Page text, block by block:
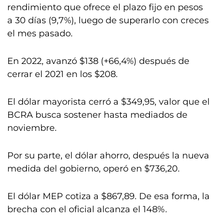
rendimiento que ofrece el plazo fijo en pesos
a 30 días (9,7%), luego de superarlo con creces
el mes pasado.
En 2022, avanzó $138 (+66,4%) después de
cerrar el 2021 en los $208.
El dólar mayorista cerró a $349,95, valor que el
BCRA busca sostener hasta mediados de
noviembre.
Por su parte, el dólar ahorro, después la nueva
medida del gobierno, operó en $736,20.
El dólar MEP cotiza a $867,89. De esa forma, la
brecha con el oficial alcanza el 148%.